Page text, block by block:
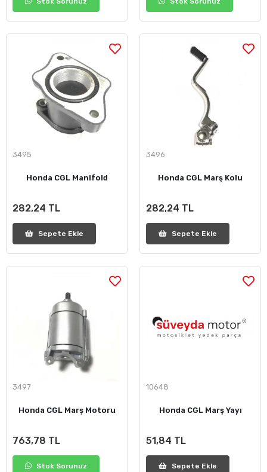
3495
Honda CGL Manifold
282,24 TL
Sepete Ekle
3496
Honda CGL Marş Kolu
282,24 TL
Sepete Ekle
3497
Honda CGL Marş Motoru
763,78 TL
Stok Sorunuz
10648
Honda CGL Marş Yayı
51,84 TL
Sepete Ekle